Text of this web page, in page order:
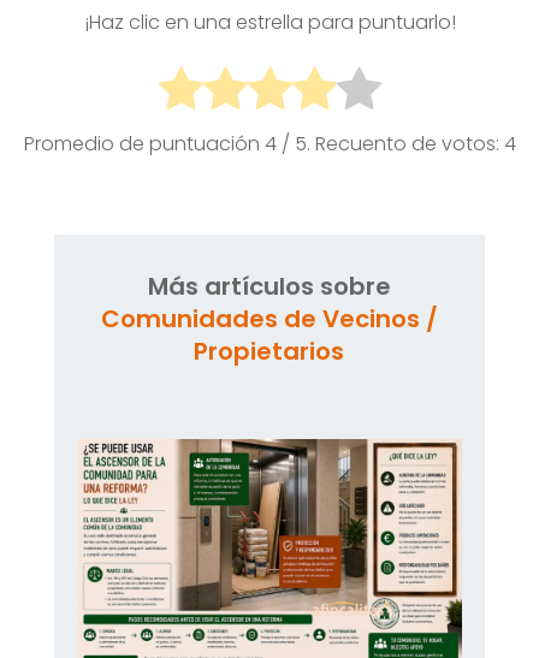
¡Haz clic en una estrella para puntuarlo!
Promedio de puntuación 4/ 5. Recuento de votos: 4
Más artículos sobre
Comunidades de Vecinos /
Propietarios